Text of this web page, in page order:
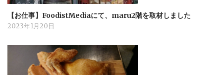
【お仕事】FoodistMediaにて、maru2階を取材しました
2023年1月20日